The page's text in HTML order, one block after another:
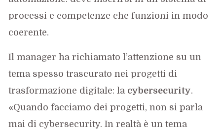
processi e competenze che funzioni in modo
coerente.
Il manager ha richiamato l’attenzione su un
tema spesso trascurato nei progetti di
trasformazione digitale: la cybersecurity.
«Quando facciamo dei progetti, non si parla
mai di cybersecurity. In realtà è un tema